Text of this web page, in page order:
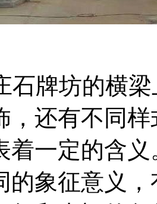
牌坊的横梁
，还有不同
着一定的含
的象征意义